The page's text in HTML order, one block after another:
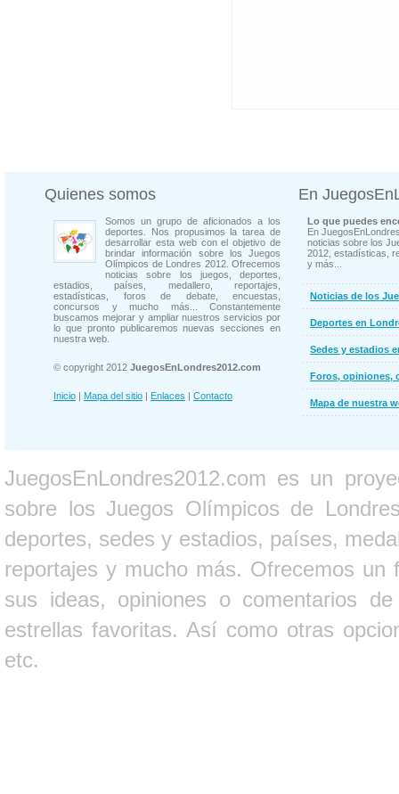
Quienes somos
Somos un grupo de aficionados a los
deportes. Nos propusimos la tarea de
desarrollar esta web con el objetivo de
brindar información sobre los Juegos
Olímpicos de Londres 2012. Ofrecemos
noticias sobre los juegos, deportes,
estadios, países, medallero, reportajes,
estadísticas, foros de debate, encuestas,
concursos y mucho más... Constantemente
buscamos mejorar y ampliar nuestros servicios por
lo que pronto publicaremos nuevas secciones en
nuestra web.
© copyright 2012 JuegosEnLondres2012.com
Inicio | Mapa del sitio | Enlaces | Contacto
En
Lo que puedes
En
noticias sobre los
2012, estadísticas,
y más...
Noticias de los
Deportes en
Sedes y estadios
Foros, opiniones,
Mapa de nuestra
JuegosEnLondres2012.com es un
sobre los Juegos Olímpicos de
deportes, sedes y estadios, países,
reportajes y mucho más. Ofrecemos un
sus ideas, opiniones o comentarios
estrellas favoritas. Así como otras
etc.